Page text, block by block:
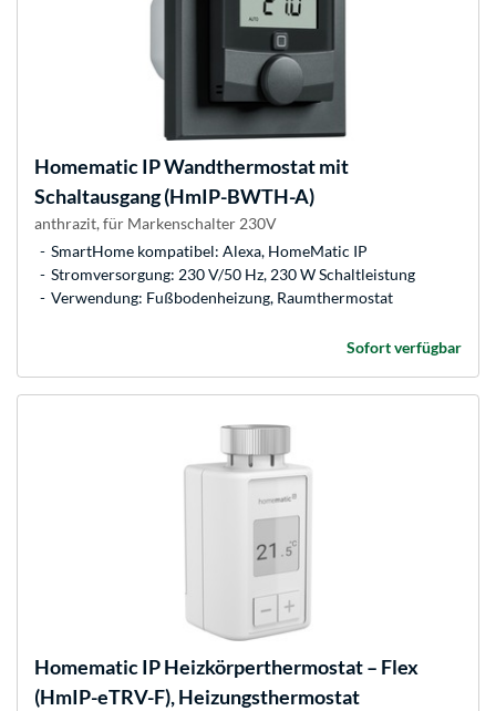
Homematic IPWandthermostat mit
Schaltausgang (HmIP-BWTH-A)
anthrazit, für Markenschalter 230V
SmartHome kompatibel: Alexa, HomeMatic IP
Stromversorgung: 230 V/50 Hz, 230 W Schaltleistung
Verwendung: Fußbodenheizung, Raumthermostat
Sofort verfügbar
Homematic IPHeizkörperthermostat – Flex
(HmIP-eTRV-F), Heizungsthermostat